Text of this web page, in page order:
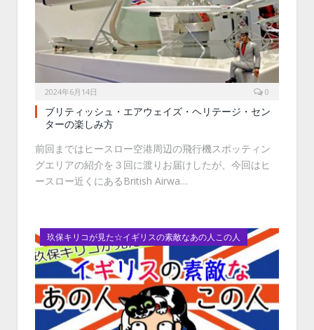
2024年6月14日 0
ブリティッシュ・エアウェイズ・ヘリテージ・セン
ターの楽しみ方
前回まではヒースロー空港周辺の飛行機スポッティン
グエリアの紹介を３回に渡りお届けしたが、今回はヒ
ースロー近くにあるBritish Airwa…
玖保キリコが見た☆イギリスの素敵なあの人この人